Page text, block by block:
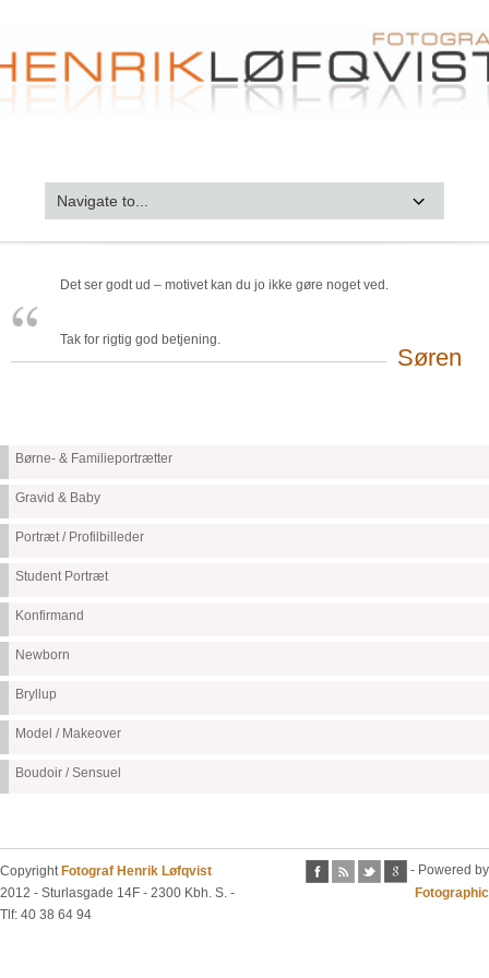
Det ser godt ud – motivet kan du jo ikke gøre noget ved.
Tak for rigtig god betjening.
Søren
Børne- & Familieportrætter
Gravid & Baby
Portræt / Profilbilleder
Student Portræt
Konfirmand
Newborn
Bryllup
Model / Makeover
Boudoir / Sensuel
Copyright Fotograf Henrik Løfqvist
2012 - Sturlasgade 14F - 2300 Kbh. S. -
Tlf: 40 38 64 94
- Powered by
Fotographic